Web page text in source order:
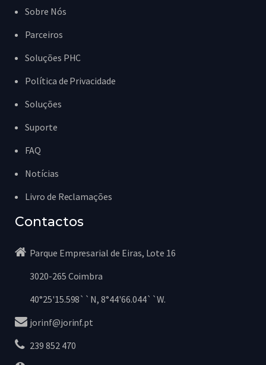
Sobre Nós
Parceiros
Soluções PHC
Política de Privacidade
Soluções
Suporte
FAQ
Notícias
Livro de Reclamações
Contactos
Parque Empresarial de Eiras, Lote 16
3020-265 Coimbra
40°25'15.598``N, 8°44'66.044``W.
jorinf@jorinf.pt
239 852 470